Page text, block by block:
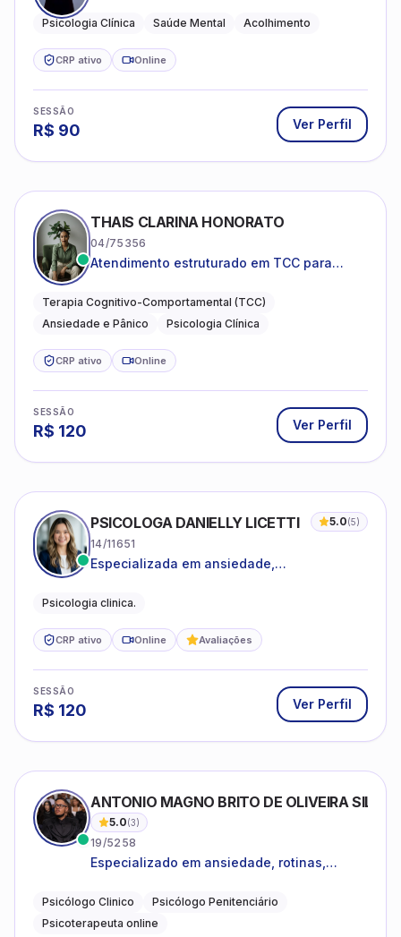
emocional
Psicologia Clínica Saúde Mental Acolhimento
CRP ativo Online
SESSÃO
R$ 90 Ver Perfil
THAIS CLARINA HONORATO
04/75356
Atendimento estruturado em TCC para
excessiva
Terapia Cognitivo-Comportamental (TCC)
Ansiedade e Pânico
Psicologia Clínica
CRP ativo Online
SESSÃO
R$ 120 Ver Perfil
PSICOLOGA DANIELLY LICETTI 5.0(5)
14/11651
Especializada em ansiedade,
Psicologia clinica.
CRP ativo Online Avaliações
SESSÃO
R$ 120 Ver Perfil
ANTONIO MAGNO BRITO DE OLIVEIRA SILVA
5.0(3)
19/5258
Especializado em ansiedade, rotinas,
familiares e questões comportamentais.
Psicólogo Clinico
Psicólogo Penitenciário
Psicoterapeuta online